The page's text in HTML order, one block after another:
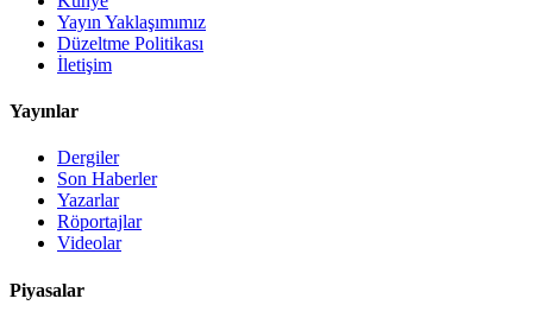
Yayın Yaklaşımımız
Düzeltme Politikası
İletişim
Yayınlar
Dergiler
Son Haberler
Yazarlar
Röportajlar
Videolar
Piyasalar